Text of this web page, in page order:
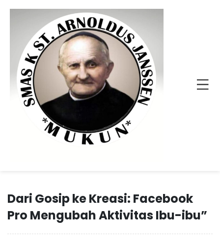
Dari Gosip ke Kreasi: Facebook
Pro Mengubah Aktivitas Ibu-ibu”